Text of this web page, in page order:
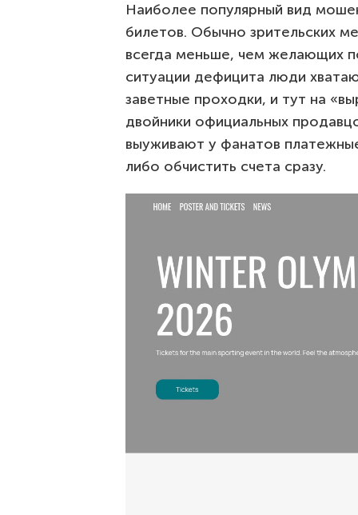
Наиболее популярный вид
билетов. Обычно зрительских
всегда меньше, чем желающих
ситуации дефицита люди
заветные проходки, и тут на
двойники официальных
выуживают у фанатов
либо обчистить счета сразу.